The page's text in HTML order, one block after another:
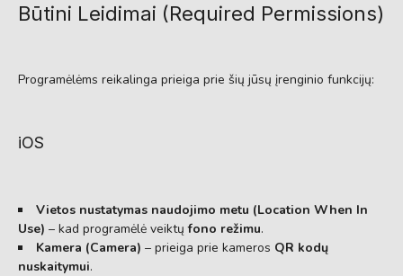
Būtini Leidimai (Required Permissions)
Programėlėms reikalinga prieiga prie šių jūsų įrenginio funkcijų:
iOS
Vietos nustatymas naudojimo metu (Location When In
Use) – kad programėlė veiktųfono režimu.
Kamera (Camera) – prieiga prie kameros QR kodų
nuskaitymui.